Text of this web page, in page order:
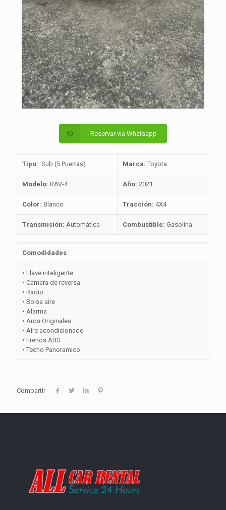
Reservar via Whatsapp
Tipo: Sub (5 Puertas) Marca: Toyota
Modelo: RAV-4 Año: 2021
Color: Blanco Tracción: 4X4
Transmisión: Automática Combustible: Gasolina
Comodidades
• Llave inteligente
• Camara de reversa
• Radio
• Bolsa aire
• Alarma
• Aros Originales
• Aire acondicionado
• Frenos ABS
• Techo Panoramico
Compartir